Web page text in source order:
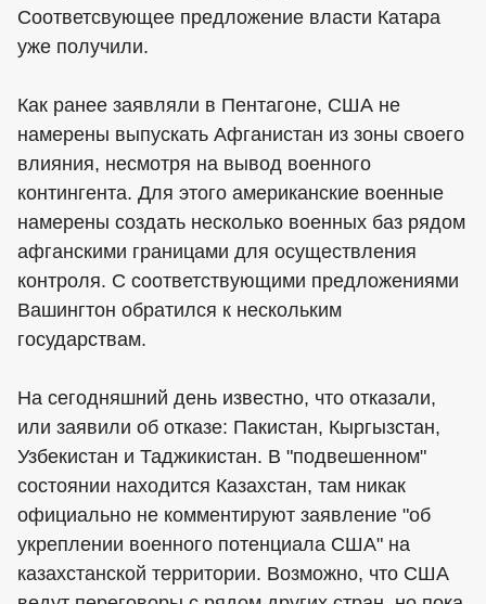
Соответсвующее предложение власти Катара
уже получили.
Как ранее заявляли в Пентагоне, США не
намерены выпускать Афганистан из зоны своего
влияния, несмотря на вывод военного
контингента. Для этого американские военные
намерены создать несколько военных баз рядом
афганскими границами для осуществления
контроля. С соответствующими предложениями
Вашингтон обратился к нескольким
государствам.
На сегодняшний день известно, что отказали,
или заявили об отказе: Пакистан, Кыргызстан,
Узбекистан и Таджикистан. В "подвешенном"
состоянии находится Казахстан, там никак
официально не комментируют заявление "об
укреплении военного потенциала США" на
казахстанской территории. Возможно, что США